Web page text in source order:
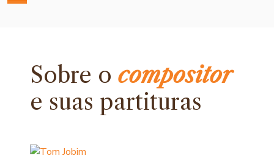
Sobre ocompositor
e suas partituras